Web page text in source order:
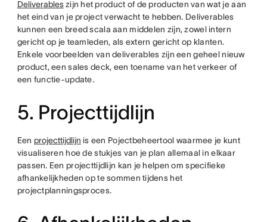
Deliverableszijn het product of de producten van wat je aan
het eind van je project verwacht te hebben. Deliverables
kunnen een breed scala aan middelen zijn, zowel intern
gericht op je teamleden, als extern gericht op klanten.
Enkele voorbeelden van deliverables zijn een geheel nieuw
product, een sales deck, een toename van het verkeer of
een functie-update.
5. Projecttijdlijn
Een projecttijdlijn is een Pojectbeheertool waarmee je kunt
visualiseren hoe de stukjes van je plan allemaal in elkaar
passen. Een projecttijdlijn kan je helpen om specifieke
afhankelijkheden op te sommen tijdens het
projectplanningsproces.